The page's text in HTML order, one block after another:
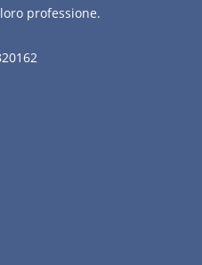
professione.